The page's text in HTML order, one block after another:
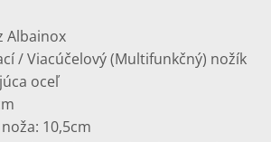
Albainox
/ Viacúčelový (Multifunkčný) nožík
oceľ
10,5cm